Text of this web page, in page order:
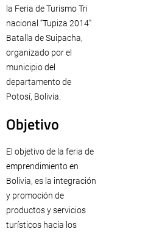
la Feria de Turismo Tri
nacional “Tupiza 2014”
Batalla de Suipacha,
organizado por el
municipio del
departamento de
Potosí, Bolivia.
Objetivo
El objetivo de la feria de
emprendimiento en
Bolivia, es la integración
y promoción de
productos y servicios
turísticos hacia los